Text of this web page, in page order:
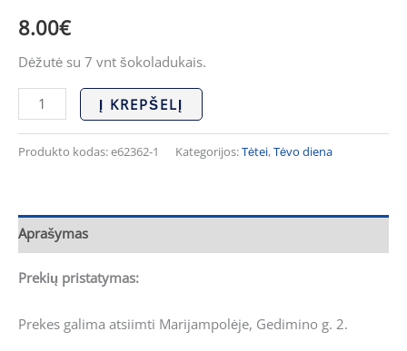
8.00€
Dėžutė su 7 vnt šokoladukais.
Į KREPŠELĮ
Produkto kodas:e62362-1 Kategorijos:Tėtei,Tėvo diena
Aprašymas
Prekių pristatymas:
Prekes galima atsiimti Marijampolėje, Gedimino g. 2.